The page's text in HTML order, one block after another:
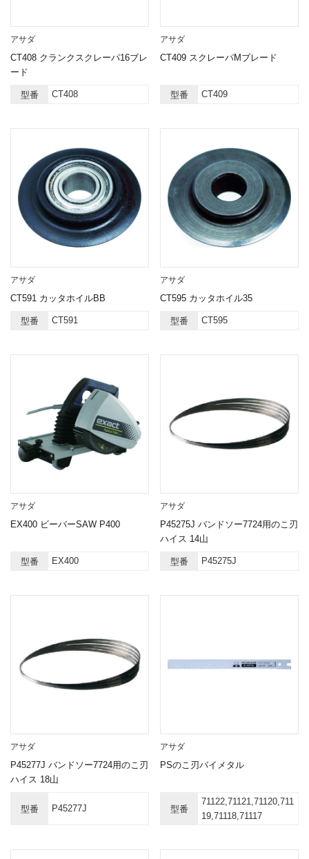
アサダ
CT408 クランクスクレーパ16ブレ
ード
型番 CT408
アサダ
CT409 スクレーパMブレード
型番 CT409
アサダ
CT591 カッタホイルBB
型番 CT591
アサダ
CT595 カッタホイル35
型番 CT595
アサダ
EX400 ビーバーSAW P400
型番 EX400
アサダ
P45275J バンドソー7724用のこ刃
ハイス 14山
型番 P45275J
アサダ
P45277J バンドソー7724用のこ刃
ハイス 18山
型番 P45277J
アサダ
PSのこ刃バイメタル
型番
71122,71121,71120,711
19,71118,71117